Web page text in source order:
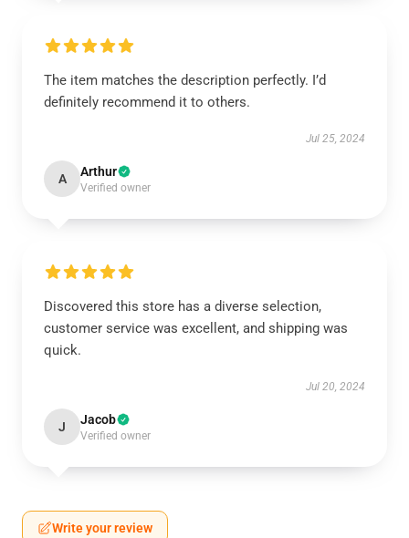
The item matches the description perfectly. I’d
definitely recommend it to others.
Jul 25, 2024
A Arthur
Verified owner
Discovered this store has a diverse selection,
customer service was excellent, and shipping was
quick.
Jul 20, 2024
J Jacob
Verified owner
Write your review